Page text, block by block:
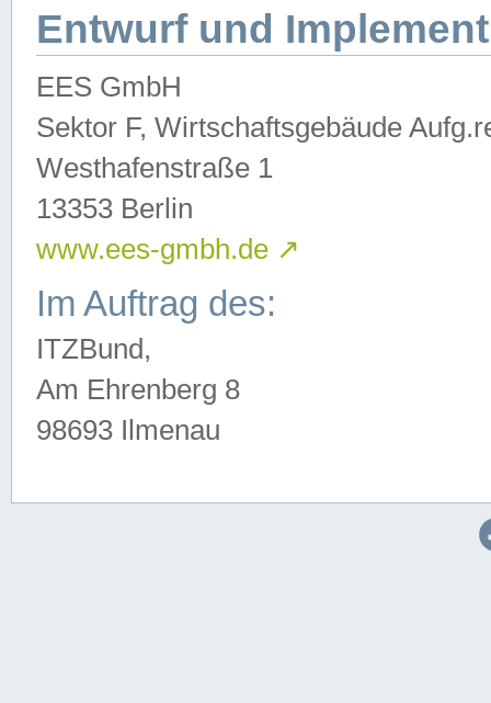
Entwurf und
EES GmbH
Sektor F, Wirtschaftsgebäude
Westhafenstraße 1
13353 Berlin
www.ees-gmbh.de ↗
Im Auftrag des:
ITZBund,
Am Ehrenberg 8
98693 Ilmenau